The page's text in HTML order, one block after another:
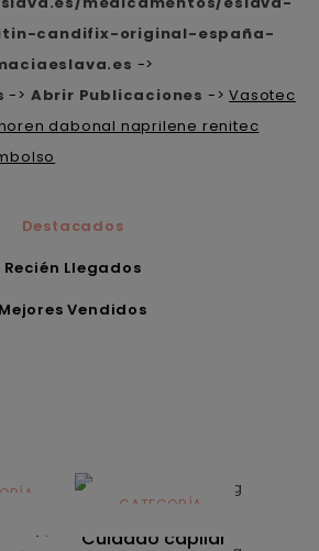
candifix-original-españa-
->
-> Abrir Publicaciones ->Vasotec
dabonal naprilene renitec
Destacados
Recién Llegados
Mejores Vendidos
CATEGORÍA
Solares
Cuidado capilar